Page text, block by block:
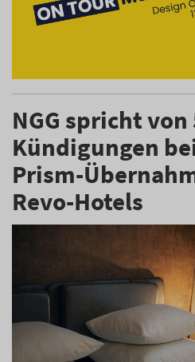
NGG spricht von
Kündigungen
Prism-
Revo-Hotels